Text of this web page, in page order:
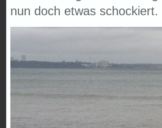
nun doch etwas schockiert.